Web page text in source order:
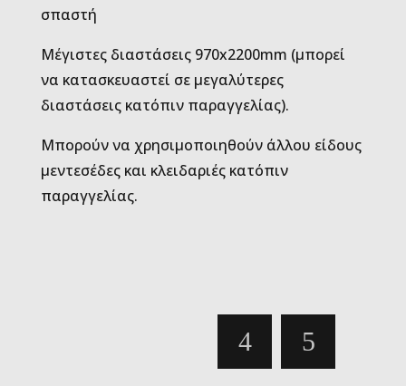
σπαστή
Μέγιστες διαστάσεις 970x2200mm (μπορεί
να κατασκευαστεί σε μεγαλύτερες
διαστάσεις κατόπιν παραγγελίας).
Μπορούν να χρησιμοποιηθούν άλλου είδους
μεντεσέδες και κλειδαριές κατόπιν
παραγγελίας.